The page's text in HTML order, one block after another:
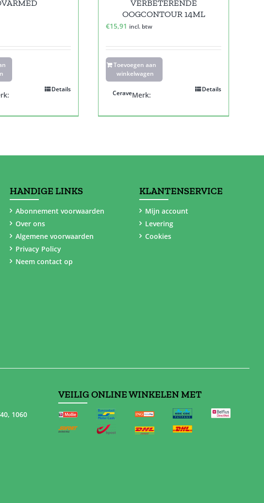
Details
VERBETERENDE
OOGCONTOUR 14ML
€15,91 incl. btw
Toevoegen aan
winkelwagen
Details
Merk:
Cerave
HANDIGE LINKS
Abonnement voorwaarden
Over ons
Algemene voorwaarden
Privacy Policy
Neem contact op
KLANTENSERVICE
Mijn account
Levering
Cookies
1060
VEILIG ONLINE WINKELEN MET